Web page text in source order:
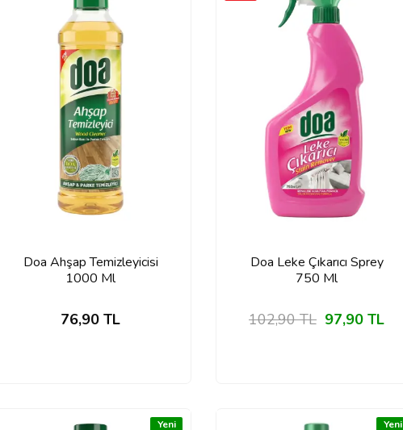
Doa Ahşap Temizleyicisi
1000 Ml
76,90 TL
Doa Leke Çıkarıcı Sprey
750 Ml
102,90TL 97,90 TL
Yeni Yeni